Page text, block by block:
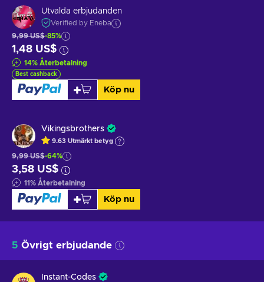
Utvalda erbjudanden
Verified by Eneba
9,99 US$-85%
1,48 US$
14% Återbetalning
Best cashback
Köp nu
Vikingsbrothers
9.63 Utmärkt betyg
9,99 US$-64%
3,58 US$
11% Återbetalning
Köp nu
5 Övrigt erbjudande
Instant-Codes